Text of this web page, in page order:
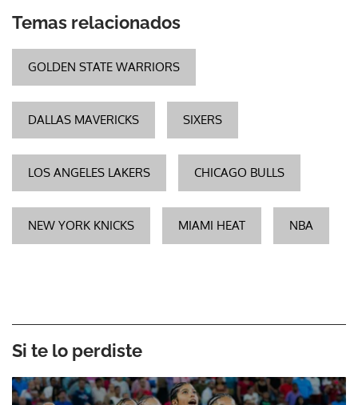
Temas relacionados
GOLDEN STATE WARRIORS
DALLAS MAVERICKS SIXERS
LOS ANGELES LAKERS CHICAGO BULLS
NEW YORK KNICKS MIAMI HEAT NBA
Si te lo perdiste